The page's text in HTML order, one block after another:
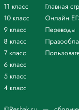
11 класс
10 класс
9 класс
8 класс
7 класс
6 класс
5 класс
4 класс
Главная
Онлайн
Переводы